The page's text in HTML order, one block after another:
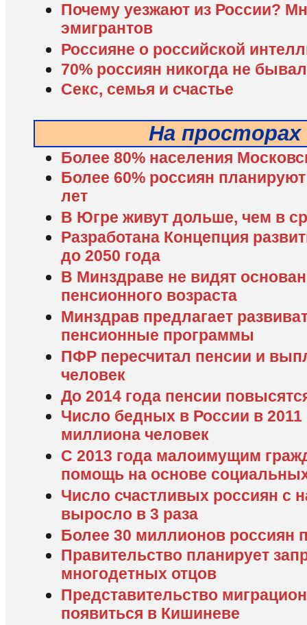
Почему уезжают из России?
эмигрантов
Россияне о российской
70% россиян никогда не
Секс, семья и счастье
На просторах
Более 80% населения
Более 60% россиян
лет
В Югре живут дольше, чем в
Разработана Концепция
до 2050 года
В Минздраве не видят
пенсионного возраста
Минздрав предлагает
пенсионные программы
ПФР пересчитал пенсии и
человек
До 2014 года пенсии
Число бедных в России в
миллиона человек
С 2013 года малоимущим
помощь на основе
Число счастливых россиян с
выросло в 3 раза
Более 30 миллионов россиян
Правительство планирует
многодетных отцов
Представительство
появиться в Кишиневе